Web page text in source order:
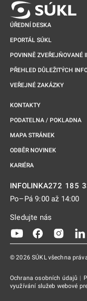
ÚŘEDNÍ DESKA
EPORTÁL SÚKL
POVINNĚ ZVEŘEJŇOVANÉ
PŘEHLED DŮLEŽITÝCH
VEŘEJNÉ ZAKÁZKY
KONTAKTY
PODATELNA / POKLADNA
MAPA STRÁNEK
ODBĚR NOVINEK
KARIÉRA
INFOLINKA272 185
Po–Pá 9:00 až 14:00
Sledujte nás
Odkaz se otevře
Odkaz se
© 2026 SÚKL všechna
Ochrana osobních údajů |
využívání služeb webové